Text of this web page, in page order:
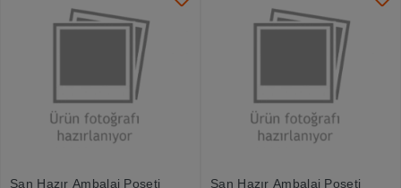
San Hazır Ambalaj Poşeti
San Hazır Ambalaj Poşeti